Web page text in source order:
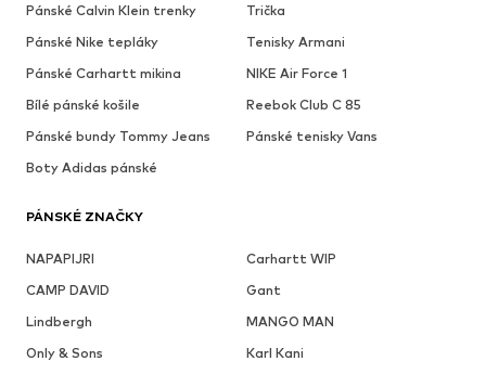
Pánské Calvin Klein trenky
Trička
Pánské Nike tepláky
Tenisky Armani
Pánské Carhartt mikina
NIKE Air Force 1
Bílé pánské košile
Reebok Club C 85
Pánské bundy Tommy Jeans
Pánské tenisky Vans
Boty Adidas pánské
PÁNSKÉ ZNAČKY
NAPAPIJRI
Carhartt WIP
CAMP DAVID
Gant
Lindbergh
MANGO MAN
Only & Sons
Karl Kani